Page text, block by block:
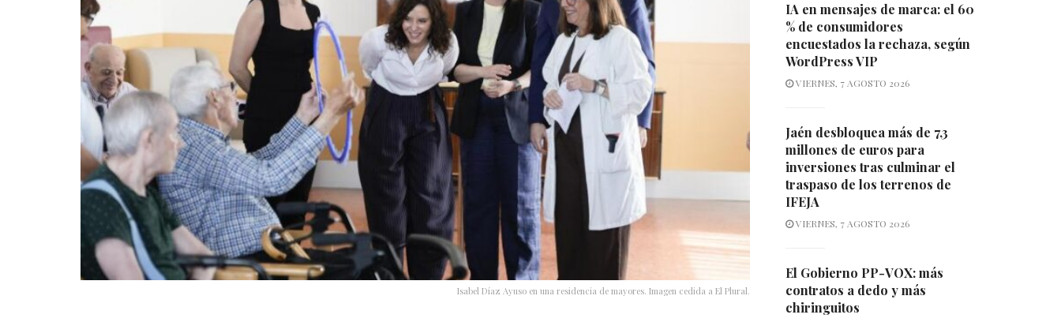
Isabel Díaz Ayuso en una residencia de mayores. Imagen cedida a El Plural.
IA en mensajes de marca: el 60
% de consumidores
encuestados la rechaza, según
WordPress VIP
VIERNES, 7 AGOSTO 2026
Jaén desbloquea más de 7,3
millones de euros para
inversiones tras culminar el
traspaso de los terrenos de
IFEJA
VIERNES, 7 AGOSTO 2026
El Gobierno PP-VOX: más
contratos a dedo y más
chiringuitos